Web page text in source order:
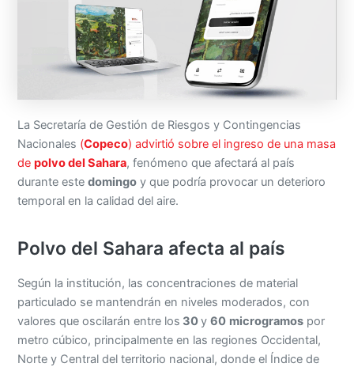
La Secretaría de Gestión de Riesgos y Contingencias
Nacionales (Copeco) advirtió sobre el ingreso de una masa
depolvo del Sahara, fenómeno que afectará al país
durante estedomingo y que podría provocar un deterioro
temporal en la calidad del aire.
Polvo del Sahara afecta al país
Según la institución, las concentraciones de material
particulado se mantendrán en niveles moderados, con
valores que oscilarán entre los 30y60 microgramos por
metro cúbico, principalmente en las regiones Occidental,
Norte y Central del territorio nacional, donde el Índice de